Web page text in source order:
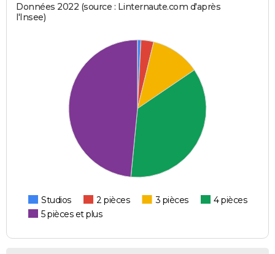
Données 2022 (source : Linternaute.com d'après
l'Insee)
Studios 2 pièces 3 pièces
4 pièces
5 pièces et plus